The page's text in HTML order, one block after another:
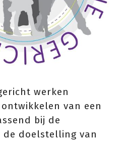
werken
van een
bij de
de doelstelling van